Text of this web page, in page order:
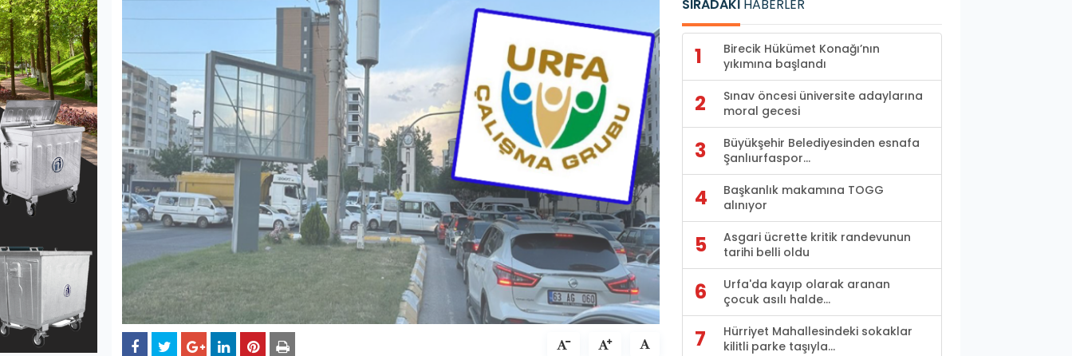
SIRADAKİ HABERLER
1
Birecik Hükümet Konağı’nın
yıkımına başlandı
2
Sınav öncesi üniversite adaylarına
moral gecesi
3
Büyükşehir Belediyesinden esnafa
Şanlıurfaspor...
4
Başkanlık makamına TOGG
alınıyor
5
Asgari ücrette kritik randevunun
tarihi belli oldu
6
Urfa'da kayıp olarak aranan
çocuk asılı halde...
7
Hürriyet Mahallesindeki sokaklar
kilitli parke taşıyla...